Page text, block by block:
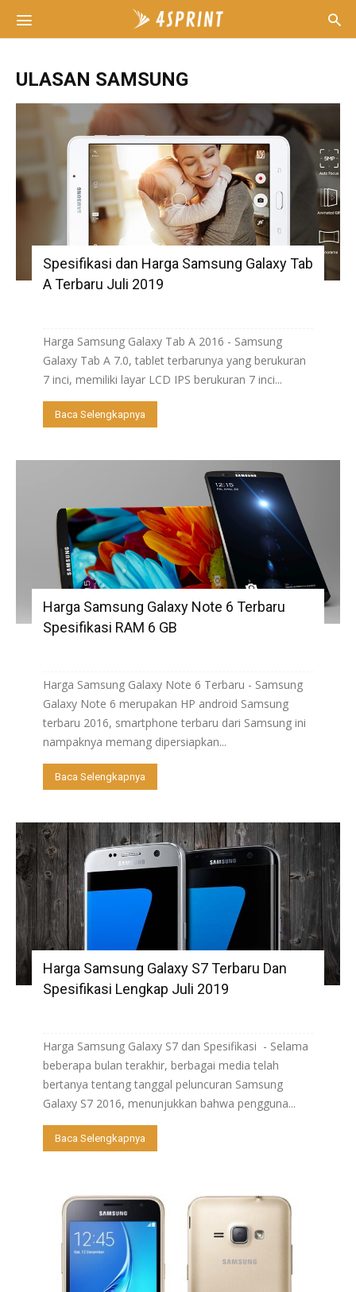
ULASAN SAMSUNG
Spesifikasi dan Harga Samsung Galaxy Tab
A Terbaru Juli 2019
Harga Samsung Galaxy Tab A 2016 - Samsung
Galaxy Tab A 7.0, tablet terbarunya yang berukuran
7 inci, memiliki layar LCD IPS berukuran 7 inci...
Baca Selengkapnya
Harga Samsung Galaxy Note 6 Terbaru
Spesifikasi RAM 6 GB
Harga Samsung Galaxy Note 6 Terbaru - Samsung
Galaxy Note 6 merupakan HP android Samsung
terbaru 2016, smartphone terbaru dari Samsung ini
nampaknya memang dipersiapkan...
Baca Selengkapnya
Harga Samsung Galaxy S7 Terbaru Dan
Spesifikasi Lengkap Juli 2019
Harga Samsung Galaxy S7 dan Spesifikasi - Selama
beberapa bulan terakhir, berbagai media telah
bertanya tentang tanggal peluncuran Samsung
Galaxy S7 2016, menunjukkan bahwa pengguna...
Baca Selengkapnya